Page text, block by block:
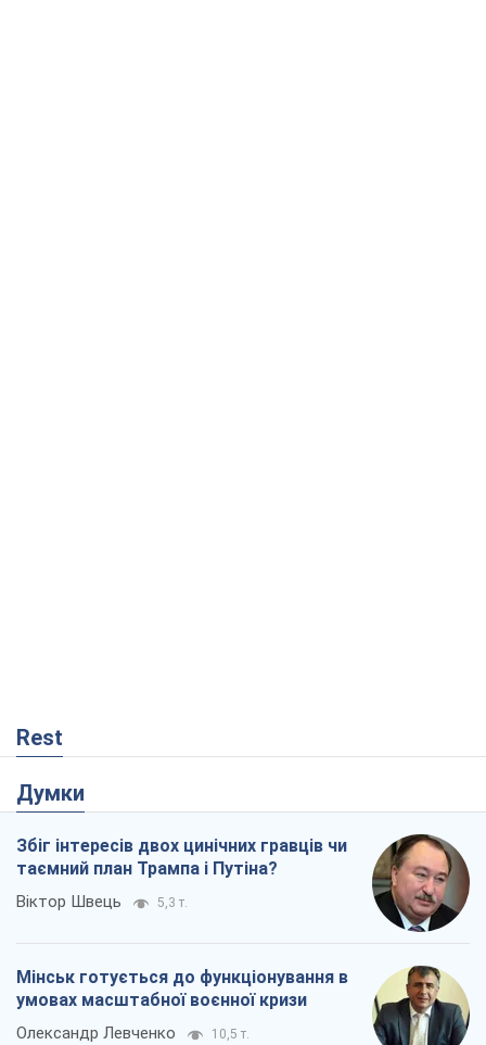
Rest
Думки
Збіг інтересів двох цинічних гравців чи
таємний план Трампа і Путіна?
Віктор Швець 5,3 т.
Мінськ готується до функціонування в
умовах масштабної воєнної кризи
Олександр Левченко 10,5 т.